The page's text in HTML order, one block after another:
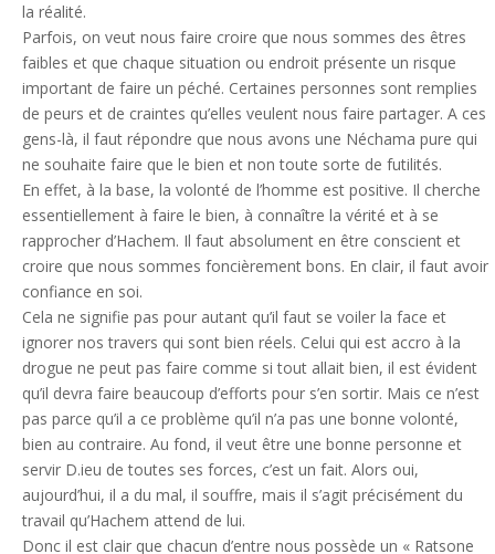
la réalité.
Parfois, on veut nous faire croire que nous sommes des êtres
faibles et que chaque situation ou endroit présente un risque
important de faire un péché. Certaines personnes sont remplies
de peurs et de craintes qu’elles veulent nous faire partager. A ces
gens-là, il faut répondre que nous avons une Néchama pure qui
ne souhaite faire que le bien et non toute sorte de futilités.
En effet, à la base, la volonté de l’homme est positive. Il cherche
essentiellement à faire le bien, à connaître la vérité et à se
rapprocher d’Hachem. Il faut absolument en être conscient et
croire que nous sommes foncièrement bons. En clair, il faut avoir
confiance en soi.
Cela ne signifie pas pour autant qu’il faut se voiler la face et
ignorer nos travers qui sont bien réels. Celui qui est accro à la
drogue ne peut pas faire comme si tout allait bien, il est évident
qu’il devra faire beaucoup d’efforts pour s’en sortir. Mais ce n’est
pas parce qu’il a ce problème qu’il n’a pas une bonne volonté,
bien au contraire. Au fond, il veut être une bonne personne et
servir D.ieu de toutes ses forces, c’est un fait. Alors oui,
aujourd’hui, il a du mal, il souffre, mais il s’agit précisément du
travail qu’Hachem attend de lui.
Donc il est clair que chacun d’entre nous possède un « Ratsone